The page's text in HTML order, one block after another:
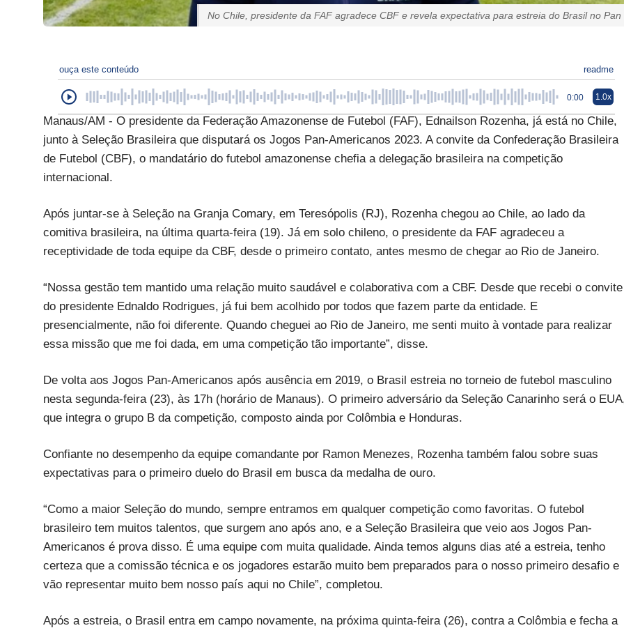
No Chile, presidente da FAF agradece CBF e revela expectativa para estreia do Brasil no Pan
ouça este conteúdo readme
0:00 1.0x
Manaus/AM - O presidente da Federação Amazonense de Futebol (FAF), Ednailson Rozenha, já está no Chile,
junto à Seleção Brasileira que disputará os Jogos Pan-Americanos 2023. A convite da Confederação Brasileira
de Futebol (CBF), o mandatário do futebol amazonense chefia a delegação brasileira na competição
internacional.
Após juntar-se à Seleção na Granja Comary, em Teresópolis (RJ), Rozenha chegou ao Chile, ao lado da
comitiva brasileira, na última quarta-feira (19). Já em solo chileno, o presidente da FAF agradeceu a
receptividade de toda equipe da CBF, desde o primeiro contato, antes mesmo de chegar ao Rio de Janeiro.
“Nossa gestão tem mantido uma relação muito saudável e colaborativa com a CBF. Desde que recebi o convite
do presidente Ednaldo Rodrigues, já fui bem acolhido por todos que fazem parte da entidade. E
presencialmente, não foi diferente. Quando cheguei ao Rio de Janeiro, me senti muito à vontade para realizar
essa missão que me foi dada, em uma competição tão importante”, disse.
De volta aos Jogos Pan-Americanos após ausência em 2019, o Brasil estreia no torneio de futebol masculino
nesta segunda-feira (23), às 17h (horário de Manaus). O primeiro adversário da Seleção Canarinho será o
que integra o grupo B da competição, composto ainda por Colômbia e Honduras.
Confiante no desempenho da equipe comandante por Ramon Menezes, Rozenha também falou sobre suas
expectativas para o primeiro duelo do Brasil em busca da medalha de ouro.
“Como a maior Seleção do mundo, sempre entramos em qualquer competição como favoritas. O futebol
brasileiro tem muitos talentos, que surgem ano após ano, e a Seleção Brasileira que veio aos Jogos Pan-
Americanos é prova disso. É uma equipe com muita qualidade. Ainda temos alguns dias até a estreia, tenho
certeza que a comissão técnica e os jogadores estarão muito bem preparados para o nosso primeiro desafio e
vão representar muito bem nosso país aqui no Chile”, completou.
Após a estreia, o Brasil entra em campo novamente, na próxima quinta-feira (26), contra a Colômbia e fecha a